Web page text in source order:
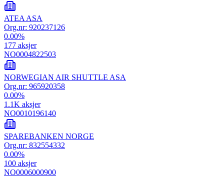
ATEA ASA
Org.nr: 920237126
0.00%
177 aksjer
NO0004822503
NORWEGIAN AIR SHUTTLE ASA
Org.nr: 965920358
0.00%
1.1K aksjer
NO0010196140
SPAREBANKEN NORGE
Org.nr: 832554332
0.00%
100 aksjer
NO0006000900